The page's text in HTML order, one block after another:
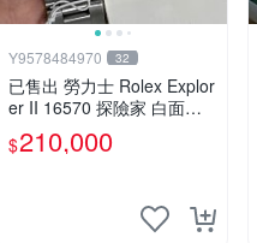
Y9578484970 32
已售出 勞力士 Rolex Explor
er II 16570 探險家 白面探2
P字頭新扣 保單
$210,000